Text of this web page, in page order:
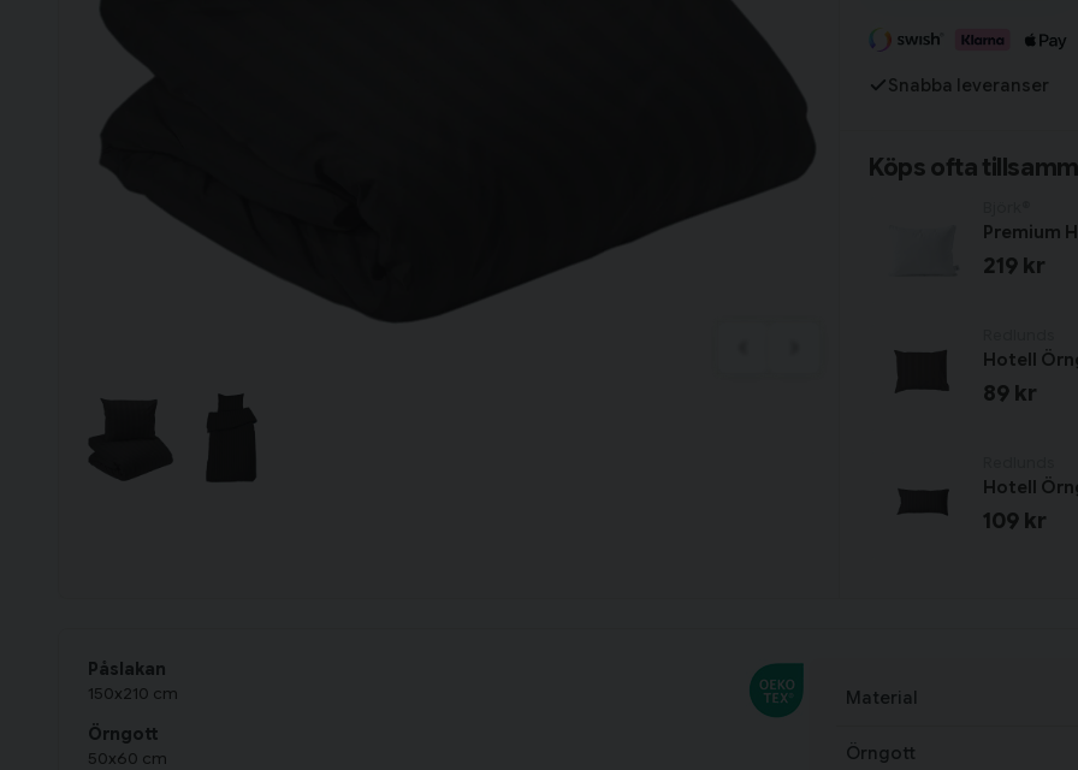
Snabba leveranser
Köps ofta
Premium
219 kr
Hotell
89 kr
Hotell
109 kr
Påslakan
150x210 cm
Örngott
50x60 cm
Material
Örngott
Fortsätt handla